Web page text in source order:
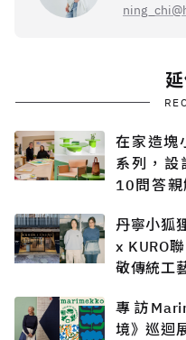
在家造塊
系列，設
10問答親
丹寧小狐
x KURO
敬傳統工
專訪
境》巡迴